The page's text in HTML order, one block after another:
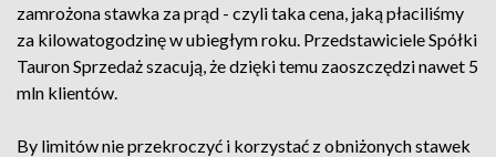
zamrożona stawka za prąd - czyli taka cena, jaką płaciliśmy
za kilowatogodzinę w ubiegłym roku. Przedstawiciele Spółki
Tauron Sprzedaż szacują, że dzięki temu zaoszczędzi nawet 5
mln klientów.
By limitów nie przekroczyć i korzystać z obniżonych stawek